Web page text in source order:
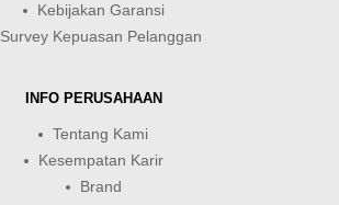
Kebijakan Garansi
Survey Kepuasan Pelanggan
INFO PERUSAHAAN
Tentang Kami
Kesempatan Karir
Brand